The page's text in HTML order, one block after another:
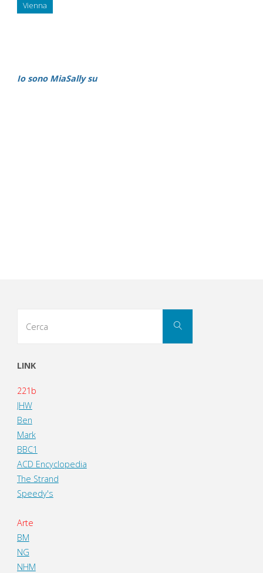
Vienna
Io sono MiaSally su
Cerca
LINK
221b
JHW
Ben
Mark
BBC1
ACD Encyclopedia
The Strand
Speedy's
Arte
BM
NG
NHM